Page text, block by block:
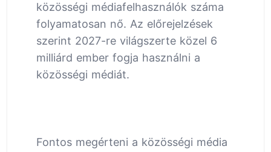
közösségi médiafelhasználók száma
folyamatosan nő. Az előrejelzések
szerint 2027-re világszerte közel 6
milliárd ember fogja használni a
közösségi médiát.
Fontos megérteni a közösségi média